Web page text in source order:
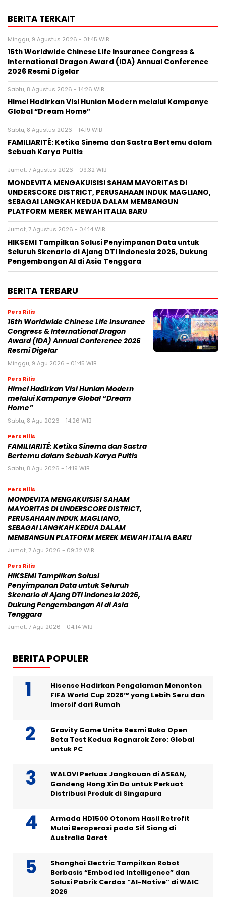
BERITA TERKAIT
Minggu, 9 Agustus 2026 - 01:45 WIB
16th Worldwide Chinese Life Insurance Congress &
International Dragon Award (IDA) Annual Conference
2026 Resmi Digelar
Sabtu, 8 Agustus 2026 - 14:26 WIB
Himel Hadirkan Visi Hunian Modern melalui Kampanye
Global “Dream Home”
Sabtu, 8 Agustus 2026 - 14:19 WIB
FAMILIARITÉ: Ketika Sinema dan Sastra Bertemu dalam
Sebuah Karya Puitis
Jumat, 7 Agustus 2026 - 09:32 WIB
MONDEVITA MENGAKUISISI SAHAM MAYORITAS DI
UNDERSCORE DISTRICT, PERUSAHAAN INDUK MAGLIANO,
SEBAGAI LANGKAH KEDUA DALAM MEMBANGUN
PLATFORM MEREK MEWAH ITALIA BARU
Jumat, 7 Agustus 2026 - 04:14 WIB
HIKSEMI Tampilkan Solusi Penyimpanan Data untuk
Seluruh Skenario di Ajang DTI Indonesia 2026, Dukung
Pengembangan AI di Asia Tenggara
BERITA TERBARU
Pers Rilis
16th Worldwide Chinese Life Insurance
Congress & International Dragon
Award (IDA) Annual Conference 2026
Resmi Digelar
Minggu, 9 Agu 2026 - 01:45 WIB
Pers Rilis
Himel Hadirkan Visi Hunian Modern
melalui Kampanye Global “Dream
Home”
Sabtu, 8 Agu 2026 - 14:26 WIB
Pers Rilis
FAMILIARITÉ: Ketika Sinema dan Sastra
Bertemu dalam Sebuah Karya Puitis
Sabtu, 8 Agu 2026 - 14:19 WIB
Pers Rilis
MONDEVITA MENGAKUISISI SAHAM
MAYORITAS DI UNDERSCORE DISTRICT,
PERUSAHAAN INDUK MAGLIANO,
SEBAGAI LANGKAH KEDUA DALAM
MEMBANGUN PLATFORM MEREK MEWAH ITALIA BARU
Jumat, 7 Agu 2026 - 09:32 WIB
Pers Rilis
HIKSEMI Tampilkan Solusi
Penyimpanan Data untuk Seluruh
Skenario di Ajang DTI Indonesia 2026,
Dukung Pengembangan AI di Asia
Tenggara
Jumat, 7 Agu 2026 - 04:14 WIB
BERITA POPULER
Hisense Hadirkan Pengalaman Menonton
FIFA World Cup 2026™ yang Lebih Seru dan
Imersif dari Rumah
Gravity Game Unite Resmi Buka Open
Beta Test Kedua Ragnarok Zero: Global
untuk PC
WALOVI Perluas Jangkauan di ASEAN,
Gandeng Hong Xin Da untuk Perkuat
Distribusi Produk di Singapura
Armada HD1500 Otonom Hasil Retrofit
Mulai Beroperasi pada Sif Siang di
Australia Barat
Shanghai Electric Tampilkan Robot
Berbasis “Embodied Intelligence” dan
Solusi Pabrik Cerdas “AI-Native” di WAIC
2026